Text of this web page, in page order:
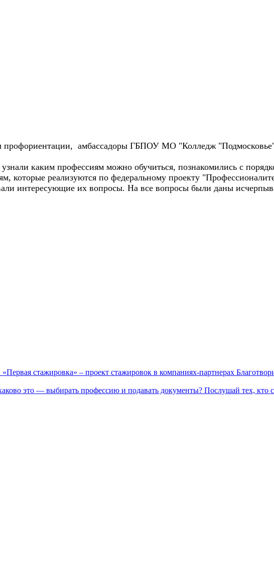
профориентации, амбассадоры ГБПОУ МО "Колледж
каким профессиям можно обучиться, познакомились с
которые реализуются по федеральному проекту
интересующие их вопросы. На все вопросы были даны
стажировка» – проект стажировок в компаниях-партнерах
это — выбирать профессию и подавать документы? Послушай тех, кто